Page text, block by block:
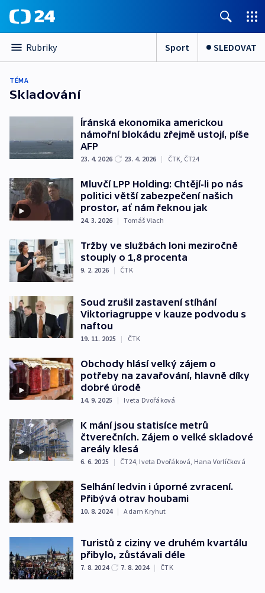
Rubriky Sport SLEDOVAT
TÉMA
Skladování
Íránská ekonomika americkou
námořní blokádu zřejmě ustojí, píše
AFP
23. 4. 2026 23. 4. 2026 | ČTK, ČT24
Mluvčí LPP Holding: Chtějí-li po nás
politici větší zabezpečení našich
prostor, ať nám řeknou jak
24. 3. 2026 | Tomáš Vlach
Tržby ve službách loni meziročně
stouply o 1,8 procenta
9. 2. 2026 | ČTK
Soud zrušil zastavení stíhání
Viktoriagruppe v kauze podvodu s
naftou
19. 11. 2025 | ČTK
Obchody hlásí velký zájem o
potřeby na zavařování, hlavně díky
dobré úrodě
14. 9. 2025 | Iveta Dvořáková
K mání jsou statisíce metrů
čtverečních. Zájem o velké skladové
areály klesá
6. 6. 2025 | ČT24 Iveta Dvořáková Hana Vorlíčková
Selhání ledvin i úporné zvracení.
Přibývá otrav houbami
10. 8. 2024 | Adam Kryhut
Turistů z ciziny ve druhém kvartálu
přibylo, zůstávali déle
7. 8. 2024 7. 8. 2024 | ČTK